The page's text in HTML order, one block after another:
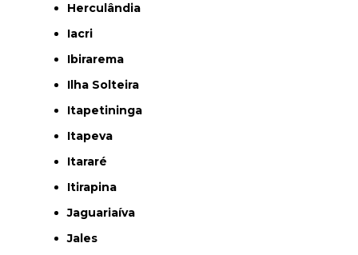
Herculândia
Iacri
Ibirarema
Ilha Solteira
Itapetininga
Itapeva
Itararé
Itirapina
Jaguariaíva
Jales